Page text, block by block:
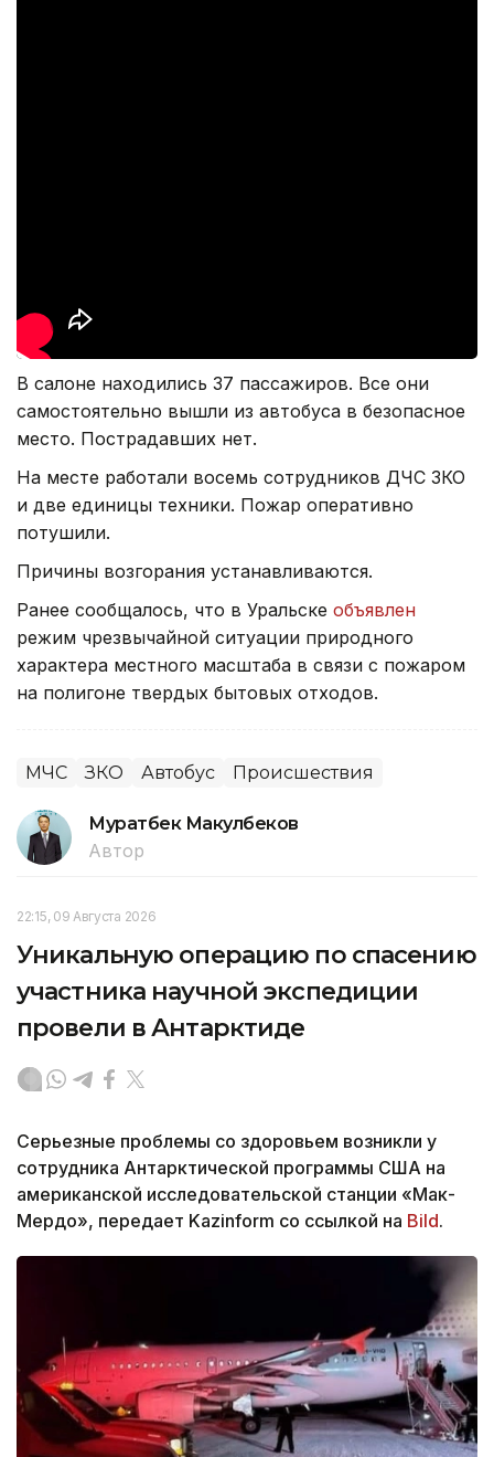
В салоне находились 37 пассажиров. Все они
самостоятельно вышли из автобуса в безопасное
место. Пострадавших нет.
На месте работали восемь сотрудников ДЧС ЗКО
и две единицы техники. Пожар оперативно
потушили.
Причины возгорания устанавливаются.
Ранее сообщалось, что в Уральске объявлен
режим чрезвычайной ситуации природного
характера местного масштаба в связи с пожаром
на полигоне твердых бытовых отходов.
МЧС ЗКО Автобус Происшествия
Муратбек Макулбеков
Автор
22:15, 09 Августа 2026
Уникальную операцию по спасению
участника научной экспедиции
провели в Антарктиде
Серьезные проблемы со здоровьем возникли у
сотрудника Антарктической программы США на
американской исследовательской станции «Мак-
Мердо», передает Kazinform со ссылкой на Bild.